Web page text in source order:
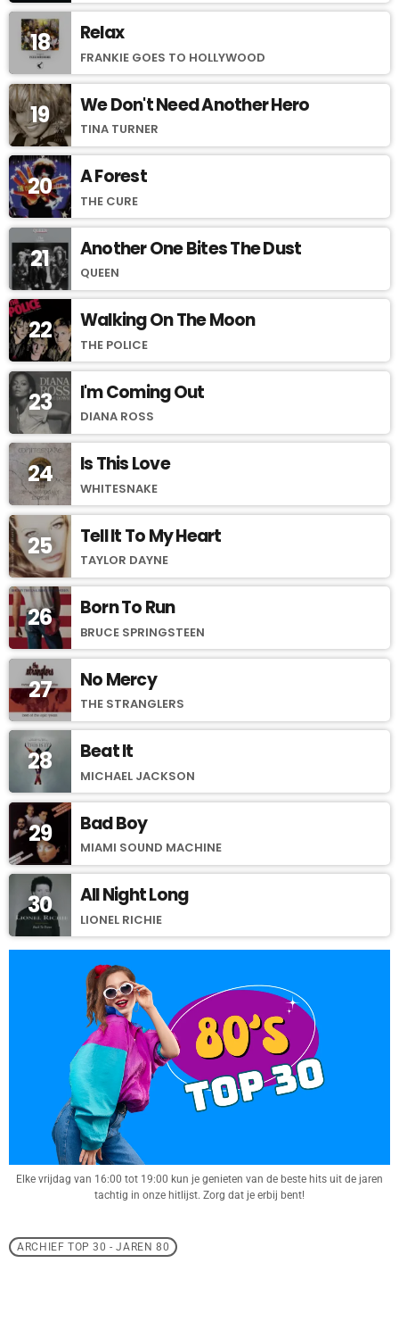
18 Relax
FRANKIE GOES TO HOLLYWOOD
19 We Don't Need Another Hero
TINA TURNER
20 A Forest
THE CURE
21 Another One Bites The Dust
QUEEN
22 Walking On The Moon
THE POLICE
23 I'm Coming Out
DIANA ROSS
24 Is This Love
WHITESNAKE
25 Tell It To My Heart
TAYLOR DAYNE
26 Born To Run
BRUCE SPRINGSTEEN
27 No Mercy
THE STRANGLERS
28 Beat It
MICHAEL JACKSON
29 Bad Boy
MIAMI SOUND MACHINE
30 All Night Long
LIONEL RICHIE
Elke vrijdag van 16:00 tot 19:00 kun je genieten van de beste hits uit de jaren
tachtig in onze hitlijst. Zorg dat je erbij bent!
ARCHIEF TOP 30 - JAREN 80